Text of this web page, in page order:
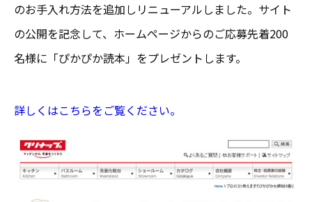
のお手入れ方法を追加しリニューアルしました。サイト
の公開を記念して、ホームページからのご応募先着200
名様に「ぴかぴか読本」をプレゼントします。
詳しくはこちらをご覧ください。